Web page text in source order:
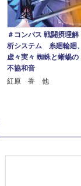
＃コンパス 戦闘摂理解
析システム 糸廻輪廻、
虚々実々 蜘蛛と蜥蜴の
不協和音
紅原 香 他